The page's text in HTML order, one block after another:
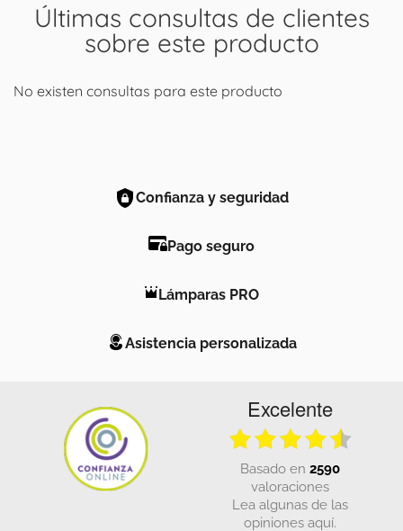
Últimas consultas de clientes
sobre este producto
No existen consultas para este producto
Confianza y seguridad
Pago seguro
Lámparas PRO
Asistencia personalizada
Excelente
basado en 2590
valoraciones
Lea algunas de las
opiniones aquí.